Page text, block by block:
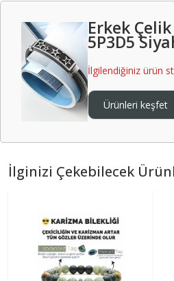
Erkek
5P3D5
İlgilendiğiniz ürün
Ürünleri keşfet
İlginizi Çekebilecek